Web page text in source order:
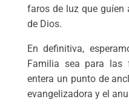
faros de luz que guíen
de Dios.
En definitiva,
Familia sea para las
entera un punto de
evangelizadora y el